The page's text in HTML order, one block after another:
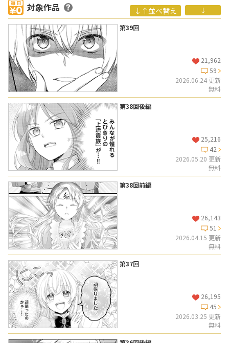
対象作品 ↓↑並べ替え
↓
第39回
21,962
59
2026.06.24 更新
無料
第38回後編
25,216
42
2026.05.20 更新
無料
第38回前編
26,143
51
2026.04.15 更新
無料
第37回
26,195
45
2026.03.25 更新
無料